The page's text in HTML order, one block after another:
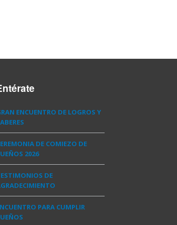
ENCUENTRO DE LOGROS Y
DE COMIEZO DE
2026
DE
PARA CUMPLIR